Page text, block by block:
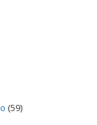
(59)